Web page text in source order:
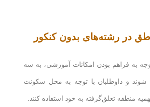
در رشته‌های بدون کنکور
به فراهم بودن امکانات آموزشی، به سه
و داوطلبان با توجه به محل سکونت
منطقه تعلق‌گرفته به خود استفاده کنند.